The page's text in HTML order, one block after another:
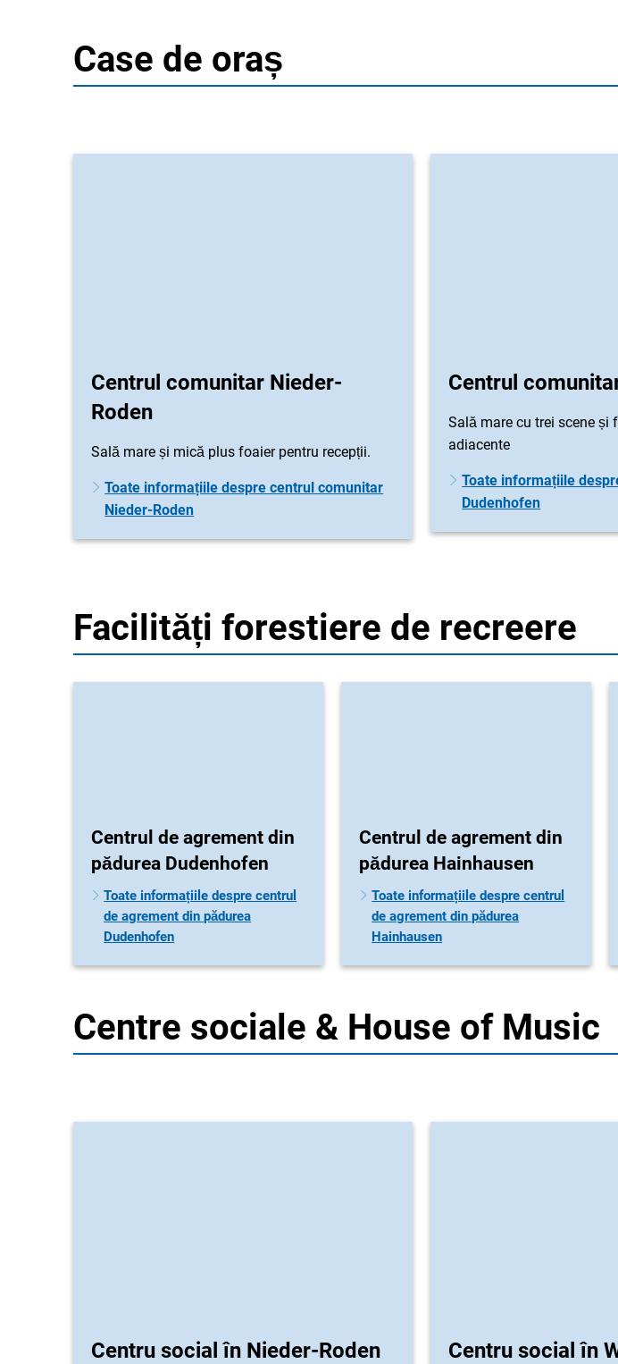
Case de oraș
Centrul comunitar Nieder-
Roden
Sală mare și mică plus foaier pentru recepții.
Toate informațiile despre centrul comunitar
Nieder-Roden
Centrul
Sală mare cu trei scene și
adiacente
Toate informațiile
Dudenhofen
Facilități forestiere de recreere
Centrul de agrement din
pădurea Dudenhofen
Toate informațiile despre centrul
de agrement din pădurea
Dudenhofen
Centrul de agrement din
pădurea Hainhausen
Toate informațiile despre centrul
de agrement din pădurea
Hainhausen
Centre sociale & House of Music
Centru social în Nieder-Roden Centru social în